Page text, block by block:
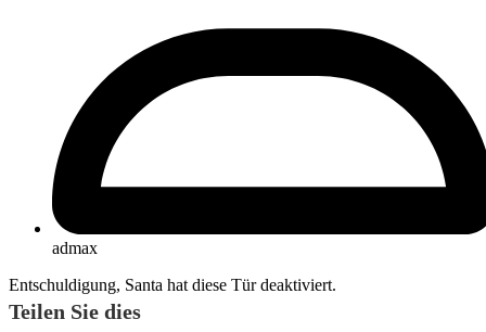
admax
Entschuldigung, Santa hat diese Tür deaktiviert.
Teilen Sie dies